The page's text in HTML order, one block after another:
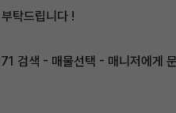
탁드립니다 !
검색 - 매물선택 - 매니저에게